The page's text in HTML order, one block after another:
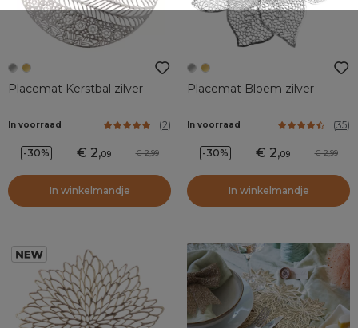
Placemat Kerstbal zilver
In voorraad (2)
-30% 2,09 2,99
In winkelmandje
Placemat Bloem zilver
In voorraad (35)
-30% 2,09 2,99
In winkelmandje